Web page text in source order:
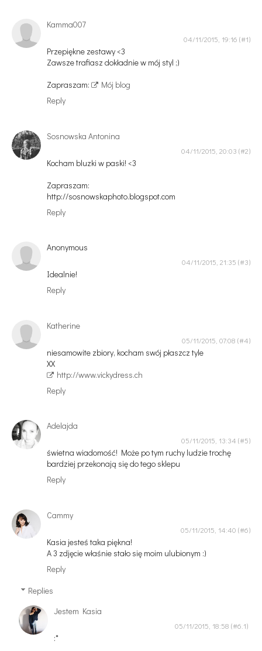
Kamma007
04/11/2015, 19:16
Przepiękne zestawy <3
Zawsze trafiasz dokładnie w mój styl ;)
Zapraszam:
Mój blog
Reply
Sosnowska Antonina
04/11/2015, 20:03
Kocham bluzki w paski! <3
Zapraszam:
http://sosnowskaphoto.blogspot.com
Reply
Anonymous
04/11/2015, 21:35
Idealnie!
Reply
Katherine
05/11/2015, 07:08
niesamowite zbiory, kocham swój płaszcz tyle
XX
http://www.vickydress.ch
Reply
Adelajda
05/11/2015, 13:34
świetna wiadomość! Może po tym ruchy ludzie trochę
bardziej przekonają się do tego sklepu
Reply
Cammy
05/11/2015, 14:40
Kasia jesteś taka piękna!
A 3 zdjęcie właśnie stało się moim ulubionym :)
Reply
Replies
Jestem Kasia
05/11/2015, 18:58
:*